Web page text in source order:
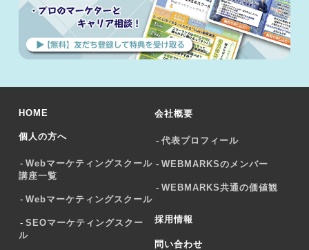
HOME
個人の方へ
Webマーケティングスクール
講座一覧
Webマーケティングスクール
SEOマーケティングスクー
ル
会社概要
代表プロフィール
WEBMARKSのメンバー
WEBMARKS共通の価値観
採用情報
問い合わせ